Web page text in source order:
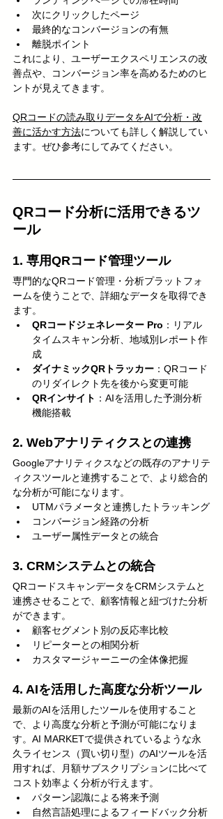
次にクリックしたページ
最終的なコンバージョンの有無
離脱ポイント
これにより、ユーザーエクスペリエンスの改
善点や、コンバージョン率を高めるためのヒ
ントが見えてきます。
QRコードの読み取りデータをAIで分析・改
善に活かす方法についても詳しく解説してい
ます。ぜひ参考にしてみてください。
QRコード分析に活用できるツ
ール
1. 専用QRコード管理ツール
専門的なQRコード管理・分析プラットフォ
ームを使うことで、詳細なデータを取得でき
ます。
QRコードジェネレーター Pro ：リアル
タイムスキャン分析、地域別レポート作
成
ダイナミックQRトラッカー ：QRコード
のリダイレクト先を後から変更可能
QRインサイト ：AIを活用した予測分析
機能搭載
2. Webアナリティクスとの連携
Googleアナリティクスなどの既存のアナリテ
ィクスツールと連携することで、より総合的
な分析が可能になります。
UTMパラメータと連携したトラッキング
コンバージョン経路の分析
ユーザー属性データとの統合
3. CRMシステムとの統合
QRコードスキャンデータをCRMシステムと
連携させることで、顧客情報と紐づけた分析
ができます。
顧客セグメント別の反応率比較
リピーターとの相関分析
カスタマージャーニーの全体像把握
4. AIを活用した高度な分析ツール
最新のAIを活用したツールを使用すること
で、より高度な分析と予測が可能になりま
す。AI MARKETで提供されているような永
久ライセンス（買い切り型）のAIツールを活
用すれば、月額サブスクリプションに比べて
コスト効率よく分析が行えます。
パターン認識による将来予測
自然言語処理によるフィードバック分析